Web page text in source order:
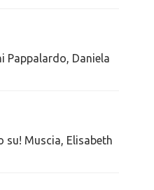
Pappalardo, Daniela
su! Muscia, Elisabeth